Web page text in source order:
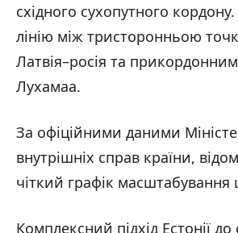
східного сухопутного
лінію між тристоронньою
Латвія–росія та
Лухамаа.
За офіційними даними
внутрішніх справ країни,
чіткий графік масштабування
Комплексний підхід Естонії